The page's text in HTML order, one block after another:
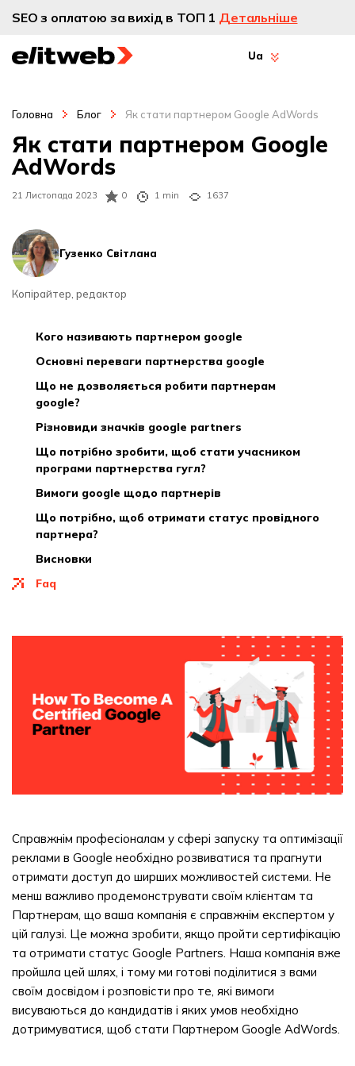
SEO з оплатою за вихід в ТОП 1 Детальніше
Ua
Головна Блог Як стати партнером Google AdWords
21 Листопада 2023 0 1 min 1637
Гузенко Світлана
Копірайтер, редактор
Як стати партнером Google
AdWords
кого називають партнером google
основні переваги партнерства google
що не дозволяється робити партнерам
google?
різновиди значків google partners
що потрібно зробити, щоб стати учасником
програми партнерства гугл?
вимоги google щодо партнерів
що потрібно, щоб отримати статус провідного
партнера?
висновки
faq
Справжнім професіоналам у сфері запуску та оптимізації
реклами в Google необхідно розвиватися та прагнути
отримати доступ до ширших можливостей системи. Не
менш важливо продемонструвати своїм клієнтам та
Партнерам, що ваша компанія є справжнім експертом у
цій галузі. Це можна зробити, якщо пройти сертифікацію
та отримати статус Google Partners. Наша компанія вже
пройшла цей шлях, і тому ми готові поділитися з вами
своїм досвідом і розповісти про те, які вимоги
висуваються до кандидатів і яких умов необхідно
дотримуватися, щоб стати Партнером Google AdWords.